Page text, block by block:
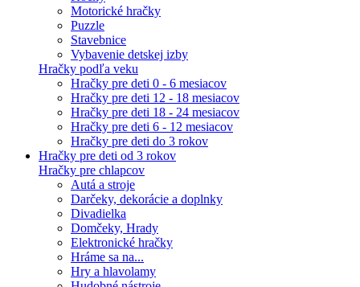
Motorické hračky
Puzzle
Stavebnice
Vybavenie detskej izby
Hračky podľa veku
Hračky pre deti 0 - 6 mesiacov
Hračky pre deti 12 - 18 mesiacov
Hračky pre deti 18 - 24 mesiacov
Hračky pre deti 6 - 12 mesiacov
Hračky pre deti do 3 rokov
Hračky pre deti od 3 rokov
Hračky pre chlapcov
Autá a stroje
Darčeky, dekorácie a doplnky
Divadielka
Domčeky, Hrady
Elektronické hračky
Hráme sa na...
Hry a hlavolamy